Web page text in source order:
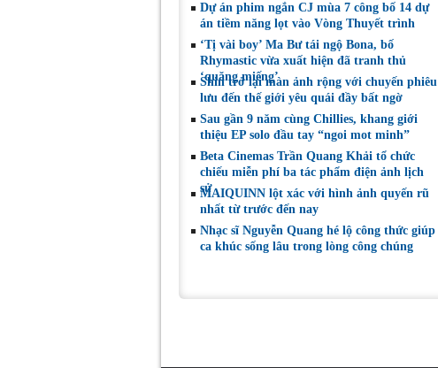
Dự án phim ngắn CJ mùa 7 công bố 14 dự
án tiềm năng lọt vào Vòng Thuyết trình
‘Tị vài boy’ Ma Bư tái ngộ Bona, bố
Rhymastic vừa xuất hiện đã tranh thủ
‘quăng miếng’
Shin trở lại màn ảnh rộng với chuyến phiêu
lưu đến thế giới yêu quái đầy bất ngờ
Sau gần 9 năm cùng Chillies, khang giới
thiệu EP solo đầu tay “ngoi mot minh”
Beta Cinemas Trần Quang Khải tổ chức
chiếu miễn phí ba tác phẩm điện ảnh lịch
sử
MAIQUINN lột xác với hình ảnh quyến rũ
nhất từ trước đến nay
Nhạc sĩ Nguyễn Quang hé lộ công thức giúp
ca khúc sống lâu trong lòng công chúng